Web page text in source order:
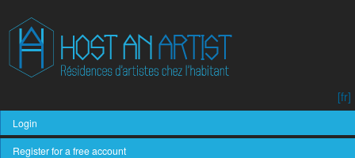
Login
Register for a free account
[fr]